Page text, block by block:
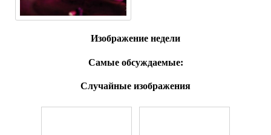
Изображение недели
Самые обсуждаемые:
Случайные изображения